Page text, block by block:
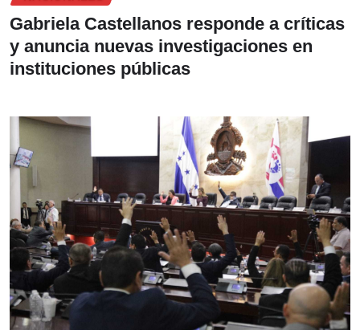
Gabriela Castellanos responde a críticas
y anuncia nuevas investigaciones en
instituciones públicas